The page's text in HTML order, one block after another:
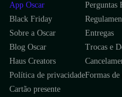
App Oscar
Black Friday
Sobre a Oscar
Blog Oscar
Haus Creators
Política de privacidade
Cartão presente
Perguntas
Entregas
Trocas e
Formas de